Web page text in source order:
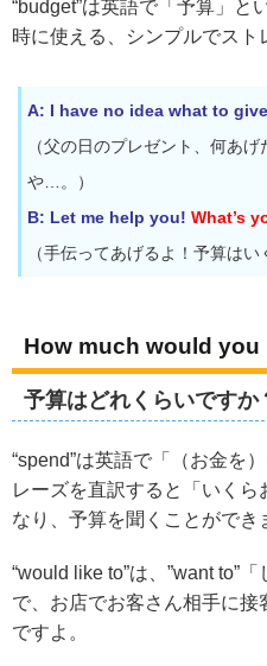
“budget”は英語で「予算」と
時に使える、シンプルでスト
A: I have no idea what to
（父の日のプレゼント、何あ
や…。）
B: Let me help you! What’s
（手伝ってあげるよ！予算はい
How much would
予算はどれくらいですか
“spend”は英語で「（お金を
レーズを直訳すると「いく
なり、予算を聞くことができ
“would like to”は、”want to”
で、お店でお客さん相手に
ですよ。